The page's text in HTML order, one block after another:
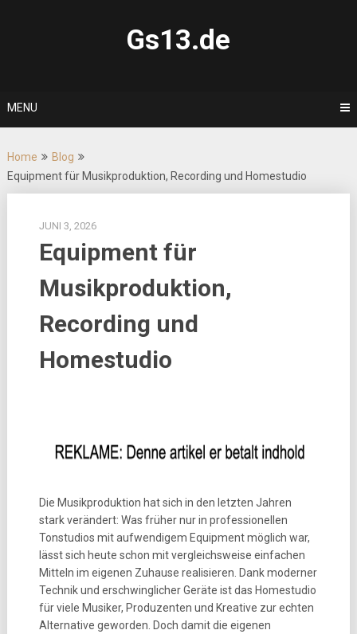
Gs13.de
MENU
Home
Blog
Equipment für Musikproduktion, Recording und Homestudio
JUNI 3, 2026
Equipment für
Musikproduktion,
Recording und
Homestudio
Die Musikproduktion hat sich in den letzten Jahren
stark verändert: Was früher nur in professionellen
Tonstudios mit aufwendigem Equipment möglich war,
lässt sich heute schon mit vergleichsweise einfachen
Mitteln im eigenen Zuhause realisieren. Dank moderner
Technik und erschwinglicher Geräte ist das Homestudio
für viele Musiker, Produzenten und Kreative zur echten
Alternative geworden. Doch damit die eigenen